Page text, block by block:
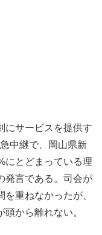
にサービスを提供す
中継で、岡山県新
にとどまっている理
発言である。司会が
重ねなかったが、
から離れない。